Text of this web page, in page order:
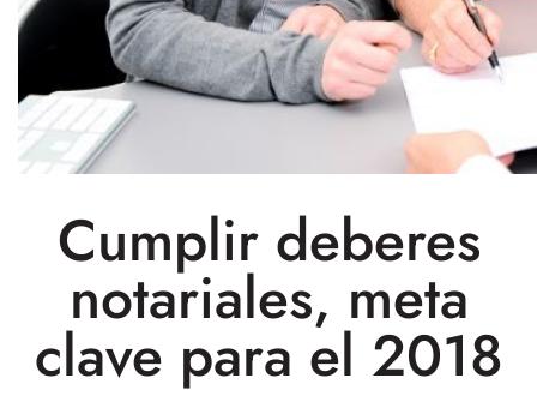
Cumplir deberes
notariales, meta
clave para el 2018